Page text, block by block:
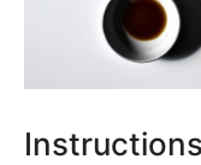
Instructions